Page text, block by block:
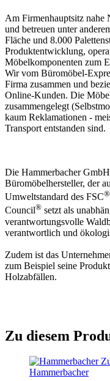
Am Firmenhauptsitz nahe
und betreuen unter
Fläche und 8.000
Produktentwicklung,
Möbelkomponenten zum
Wir vom Büromöbel-
Firma zusammen und
Online-Kunden. Die
zusammengelegt
kaum Reklamationen -
Transport entstanden sind.
Die Hammerbacher
Büromöbelhersteller, der
Umweltstandard des FSC®
Council® setzt als
verantwortungsvolle
verantwortlich und
Zudem ist das
zum Beispiel seine
Holzabfällen.
Zu diesem
Hammerbacher